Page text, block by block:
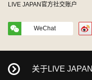
LIVE JAPAN官方社交账户
WeChat
关于LIVE JAPAN